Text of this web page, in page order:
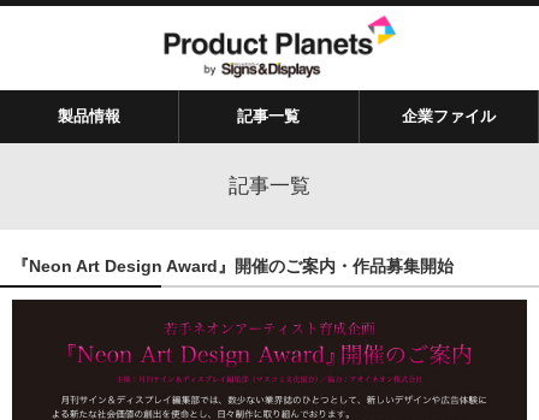
製品情報 記事一覧 企業ファイル
記事一覧
『Neon Art Design Award』開催のご案内・作品募集開始